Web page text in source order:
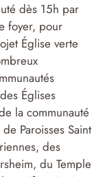
dès 15h par
foyer, pour
Église verte
Églises
la communauté
Paroisses Saint
des
du Temple